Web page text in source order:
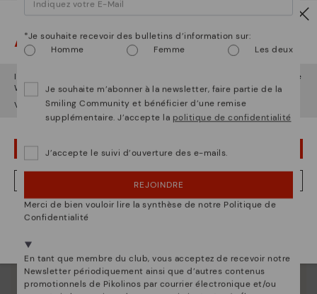
Découvrez suite
chaussure unique.
Attention !
Il semble que vous êtes en
et vous allez accéder au site
Web deFrance.
Voulez-vous aller sur le site Web deÉtats-Unis ?
OUPS... JE ME SUIS TROMPÉ, JE VEUX RESTER EN ÉTATS-UNIS
NON, JE VEUX ALLER SUR LE SITE WEB DU FRANCE
Nous sommes présents dans plus de 29 boutiques
*Je souhaite recevoir des bulletins d’information sur:
Homme
Femme Les deux
Je souhaite m’abonner à la newsletter, faire partie de la
Smiling Community et bénéficier d’une remise
supplémentaire. J’accepte la politique de confidentialité
J’accepte le suivi d’ouverture des e-mails.
REJOINDRE
Merci de bien vouloir lire la synthèse de notre Politique de
Confidentialité
En tant que membre du club, vous acceptez de recevoir notre
Newsletter périodiquement ainsi que d’autres contenus
promotionnels de Pikolinos par courrier électronique et/ou